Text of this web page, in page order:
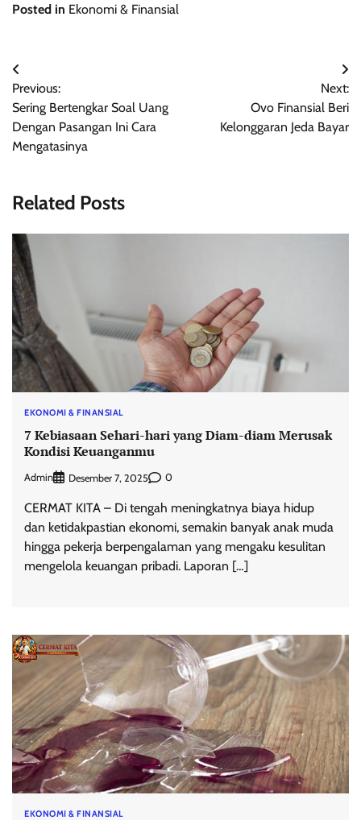
Posted in Ekonomi & Finansial
Navigasi
pos
Previous:
Sering Bertengkar Soal Uang
Dengan Pasangan Ini Cara
Mengatasinya
Next:
Ovo Finansial Beri
Kelonggaran Jeda Bayar
Related Posts
EKONOMI & FINANSIAL
7 Kebiasaan Sehari-hari yang Diam-diam Merusak
Kondisi Keuanganmu
Admin Desember 7, 2025 0
CERMAT KITA – Di tengah meningkatnya biaya hidup
dan ketidakpastian ekonomi, semakin banyak anak muda
hingga pekerja berpengalaman yang mengaku kesulitan
mengelola keuangan pribadi. Laporan […]
EKONOMI & FINANSIAL